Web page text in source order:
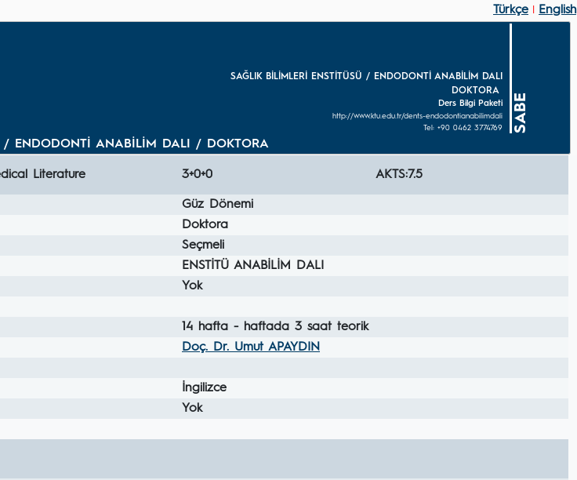
Türkçe English
SAĞLIK BİLİMLERİ ENSTİTÜSÜ / ENDODONTİ ANABİLİM DALI
DOKTORA
Ders Bilgi Paketi
http://www.ktu.edu.tr/dents-endodontianabilimdali
Tel: +90 0462 3774769
SABE
/ ENDODONTİ ANABİLİM DALI / DOKTORA
Literature 3+0+0 AKTS:7.5
Güz Dönemi
Doktora
Seçmeli
ENSTİTÜ ANABİLİM DALI
Yok
14 hafta - haftada 3 saat teorik
Doç. Dr. Umut APAYDIN
İngilizce
Yok